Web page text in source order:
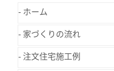
ホーム
家づくりの流れ
注文住宅施工例